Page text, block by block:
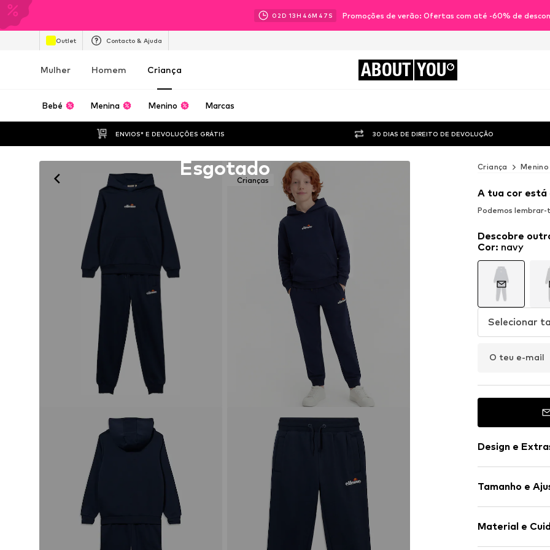
02D 13H 46M 46 S Promoções de verão: Ofertas com até -60% de
Outlet Contacto & Ajuda
Mulher Homem Criança ABOUT YOU
Bebé Menina Menino Marcas
ENVIOS* E DEVOLUÇÕES GRÁTIS 30 DIAS DE DIREITO DE DEVOLUÇÃO
Crianças
Esgotado Criança Menino
A tua cor está
Podemos
Descobre
Cor: navy
Selecionar
O teu e-mail
Design e
Tecido de
Bainha
Bainha com
Tamanho e
Material e